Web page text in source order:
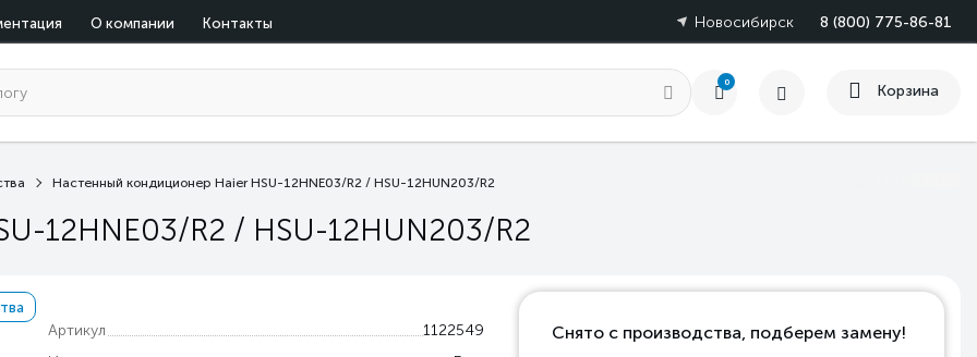
О компании Контакты 8 (800) 775-86-81
Новосибирск
0
Корзина
Настенный кондиционер Haier HSU-12HNE03/R2 / HSU-12HUN203/R2
12HNE03/R2 / HSU-12HUN203/R2
Артикул
1122549
Снято с производства, подберем замену!